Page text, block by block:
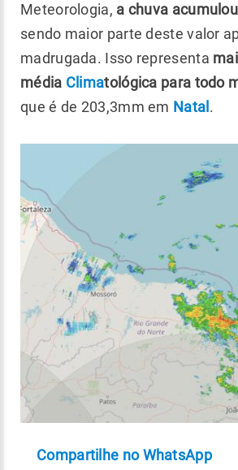
Meteorologia, a chuva
sendo maior parte deste valor
madrugada. Isso representa
média Climatológica para todo
que é de 203,3mm em Natal .
Compartilhe no WhatsApp